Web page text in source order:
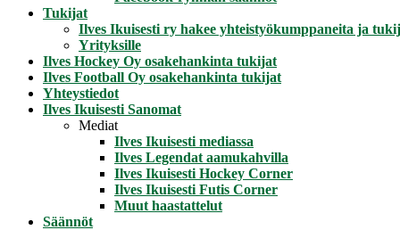
Tukijat
Ilves Ikuisesti ry hakee yhteistyökumppaneita ja
Yrityksille
Ilves Hockey Oy osakehankinta tukijat
Ilves Football Oy osakehankinta tukijat
Yhteystiedot
Ilves Ikuisesti Sanomat
Mediat
Ilves Ikuisesti mediassa
Ilves Legendat aamukahvilla
Ilves Ikuisesti Hockey Corner
Ilves Ikuisesti Futis Corner
Muut haastattelut
Säännöt